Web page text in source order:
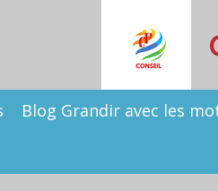
Blog Grandir avec les